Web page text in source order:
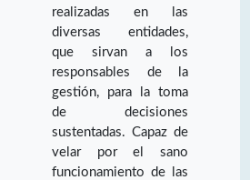
realizadas en las
diversas entidades,
que sirvan a los
responsables de la
gestión, para la toma
de decisiones
sustentadas. Capaz de
velar por el sano
funcionamiento de las